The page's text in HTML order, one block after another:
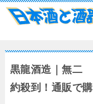
黒龍酒造｜無二
約殺到！通販で